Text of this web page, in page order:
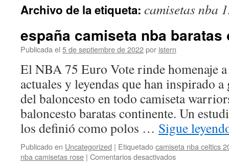
contenido
Archivo de la etiqueta: camisetas nba
españa camiseta nba
Publicada el 5 de septiembre de 2022por istern
El NBA 75 Euro Vote rinde homenaje
actuales y leyendas que han inspirado a
del baloncesto en todo camiseta
baloncesto baratas continente. Un
los definió como polos … Sigue
Publicado en Uncategorized | Etiquetadocamiseta nba celtics
nba camisetas rose | Comentarios desactivadosen